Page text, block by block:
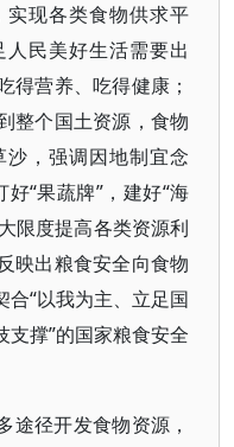
现各类食物供求平
民美好生活需要出
得营养、吃得健康；
整个国土资源，食物
，强调因地制宜念
好“果蔬牌”，建好“海
限度提高各类资源利
映出粮食安全向食物
“以我为主、立足国
撑”的国家粮食安全
途径开发食物资源，